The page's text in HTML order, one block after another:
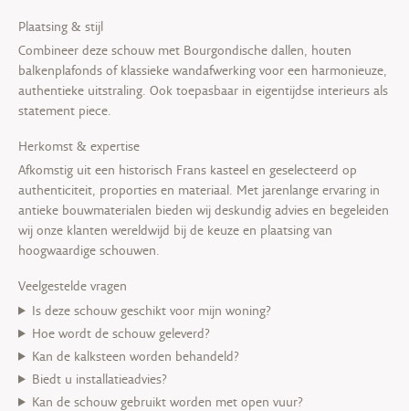
Plaatsing & stijl
Combineer deze schouw met Bourgondische dallen, houten
balkenplafonds of klassieke wandafwerking voor een harmonieuze,
authentieke uitstraling. Ook toepasbaar in eigentijdse interieurs als
statement piece.
Herkomst & expertise
Afkomstig uit een historisch Frans kasteel en geselecteerd op
authenticiteit, proporties en materiaal. Met jarenlange ervaring in
antieke bouwmaterialen bieden wij deskundig advies en begeleiden
wij onze klanten wereldwijd bij de keuze en plaatsing van
hoogwaardige schouwen.
Veelgestelde vragen
Is deze schouw geschikt voor mijn woning?
Hoe wordt de schouw geleverd?
Kan de kalksteen worden behandeld?
Biedt u installatieadvies?
Kan de schouw gebruikt worden met open vuur?